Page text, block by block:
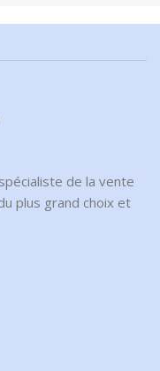
de la vente
plus grand choix et